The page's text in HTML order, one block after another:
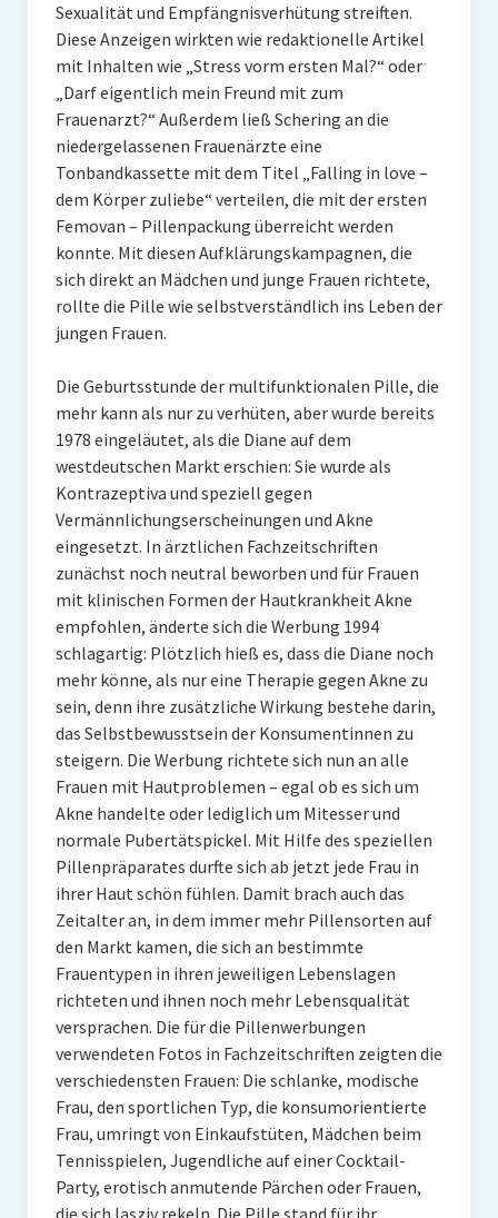
Sexualität und Empfängnisverhütung streiften.
Diese Anzeigen wirkten wie redaktionelle Artikel
mit Inhalten wie „Stress vorm ersten Mal?“ oder
„Darf eigentlich mein Freund mit zum
Frauenarzt?“ Außerdem ließ Schering an die
niedergelassenen Frauenärzte eine
Tonbandkassette mit dem Titel „Falling in love –
dem Körper zuliebe“ verteilen, die mit der ersten
Femovan – Pillenpackung überreicht werden
konnte. Mit diesen Aufklärungskampagnen, die
sich direkt an Mädchen und junge Frauen richtete,
rollte die Pille wie selbstverständlich ins Leben der
jungen Frauen.
Die Geburtsstunde der multifunktionalen Pille, die
mehr kann als nur zu verhüten, aber wurde bereits
1978 eingeläutet, als die Diane auf dem
westdeutschen Markt erschien: Sie wurde als
Kontrazeptiva und speziell gegen
Vermännlichungserscheinungen und Akne
eingesetzt. In ärztlichen Fachzeitschriften
zunächst noch neutral beworben und für Frauen
mit klinischen Formen der Hautkrankheit Akne
empfohlen, änderte sich die Werbung 1994
schlagartig: Plötzlich hieß es, dass die Diane noch
mehr könne, als nur eine Therapie gegen Akne zu
sein, denn ihre zusätzliche Wirkung bestehe darin,
das Selbstbewusstsein der Konsumentinnen zu
steigern. Die Werbung richtete sich nun an alle
Frauen mit Hautproblemen – egal ob es sich um
Akne handelte oder lediglich um Mitesser und
normale Pubertätspickel. Mit Hilfe des speziellen
Pillenpräparates durfte sich ab jetzt jede Frau in
ihrer Haut schön fühlen. Damit brach auch das
Zeitalter an, in dem immer mehr Pillensorten auf
den Markt kamen, die sich an bestimmte
Frauentypen in ihren jeweiligen Lebenslagen
richteten und ihnen noch mehr Lebensqualität
versprachen. Die für die Pillenwerbungen
verwendeten Fotos in Fachzeitschriften zeigten die
verschiedensten Frauen: Die schlanke, modische
Frau, den sportlichen Typ, die konsumorientierte
Frau, umringt von Einkaufstüten, Mädchen beim
Tennisspielen, Jugendliche auf einer Cocktail-
Party, erotisch anmutende Pärchen oder Frauen,
die sich lasziv rekeln. Die Pille stand für ihr